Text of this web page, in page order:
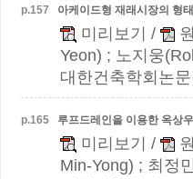
p.157 아케이드형 재래시장의 형
미리보기 /
Yeon) ; 노지웅
대한건축학회논
p.165 루프드레인을 이용한 옥상
미리보기 /
Min-Yong) ; 최정